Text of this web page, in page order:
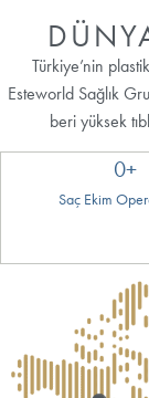
Türkiye’nin
Esteworld Sağlık
beri yüksek
Saç Ekim
0+